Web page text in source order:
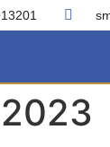
2023